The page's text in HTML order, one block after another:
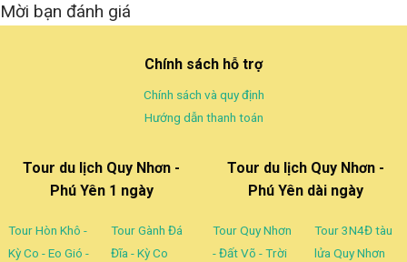
Mời bạn đánh giá
Chính sách hỗ trợ
Chính sách và quy định
Hướng dẫn thanh toán
Tour du lịch Quy Nhơn -
Phú Yên 1 ngày
Tour Hòn Khô -
Kỳ Co - Eo Gió -
Tour Gành Đá
Đĩa - Kỳ Co
Tour du lịch Quy Nhơn -
Phú Yên dài ngày
Tour Quy Nhơn
- Đất Võ - Trời
Tour 3N4Đ tàu
lửa Quy Nhơn